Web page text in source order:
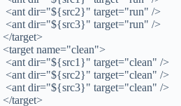
<ant dir="${src2}" target="run" />
<ant dir="${src3}" target="run" />
</target>
<target name="clean">
<ant dir="${src1}" target="clean" />
<ant dir="${src2}" target="clean" />
<ant dir="${src3}" target="clean" />
</target>